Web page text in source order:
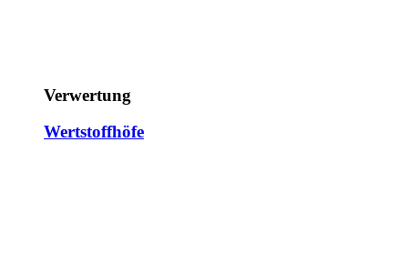
Verwertung
Wertstoffhöfe